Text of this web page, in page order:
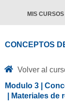
MIS CURSOS
CONCEPTOS
Volver al
Modulo 3 |
| Materiales